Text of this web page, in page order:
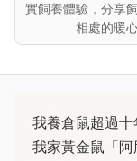
實飼養體驗，分享
相處的暖
我養倉鼠超過十
我家黃金鼠「